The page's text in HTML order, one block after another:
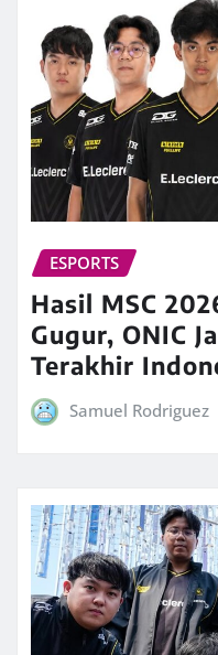
ESPORTS
Hasil MSC
Gugur, ONIC
Terakhir
Samuel Rodriguez